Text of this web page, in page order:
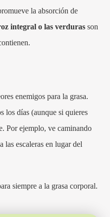
la absorción de
integral o las verduras son
enemigos para la grasa.
los días (aunque si quieres
Por ejemplo, ve caminando
las escaleras en lugar del
siempre a la grasa corporal.